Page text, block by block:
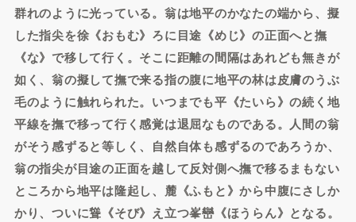
群れのように光っている。翁は地平のかなたの端から、擬
した指尖を徐《おもむ》ろに目途《めじ》の正面へと撫
《な》で移して行く。そこに距離の間隔はあれども無きが
如く、翁の擬して撫で来る指の腹に地平の林は皮膚のうぶ
毛のように触れられた。いつまでも平《たいら》の続く地
平線を撫で移って行く感覚は退屈なものである。人間の翁
がそう感ずると等しく、自然自体も感ずるのであろうか、
翁の指尖が目途の正面を越して反対側へ撫で移るまもない
ところから地平は隆起し、麓《ふもと》から中腹にさしか
かり、ついに聳《そび》え立つ峯巒《ほうらん》となる。